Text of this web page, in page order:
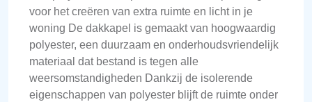
voor het creëren van extra ruimte en licht in je
woning De dakkapel is gemaakt van hoogwaardig
polyester, een duurzaam en onderhoudsvriendelijk
materiaal dat bestand is tegen alle
weersomstandigheden Dankzij de isolerende
eigenschappen van polyester blijft de ruimte onder